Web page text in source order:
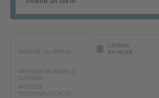
MIDA DE LA LÀMINA:
LÀMINA
A4 +0,00€
AFEGEIX UN MARC O
SUPORT:
AFEGEIX
PERSONALITZACIÓ: